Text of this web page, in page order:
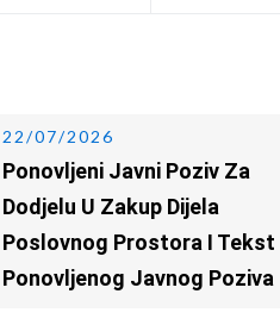
22/07/2026
Ponovljeni Javni Poziv Za
Dodjelu U Zakup Dijela
Poslovnog Prostora I Tekst
Ponovljenog Javnog Poziva